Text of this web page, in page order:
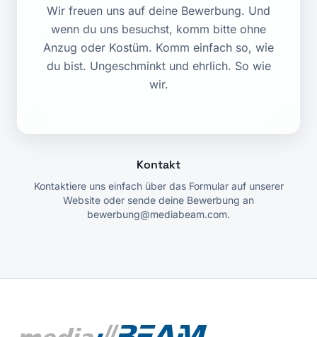
Wir freuen uns auf deine Bewerbung. Und
wenn du uns besuchst, komm bitte ohne
Anzug oder Kostüm. Komm einfach so, wie
du bist. Ungeschminkt und ehrlich. So wie
wir.
Kontakt
Kontaktiere uns einfach über das Formular auf unserer
Website oder sende deine Bewerbung an
bewerbung@mediabeam.com.